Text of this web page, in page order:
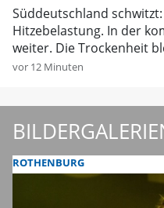
Süddeutschland
Hitzebelastung. In der
weiter. Die Trockenheit
vor 12 Minuten
ROTHENBURG